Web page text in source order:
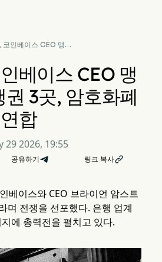
코인베이스 CEO 맹비
베이스 CEO 맹
3곳, 암호화폐
합
29 2026, 19:55
공유하기 링크 복사
베이스와 CEO 브라이언 암스트
며 전쟁을 선포했다. 은행 업계
에 총력전을 펼치고 있다.